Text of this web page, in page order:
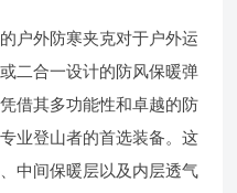
户外防寒夹克对于户外运
二合一设计的防风保暖弹
借其多功能性和卓越的防
业登山者的首选装备。这
中间保暖层以及内层透气